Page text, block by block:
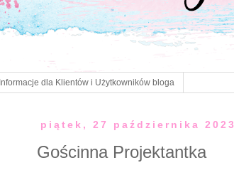
Informacje dla Klientów i Użytkowników bloga
piątek, 27 października 2023
Gościnna Projektantka